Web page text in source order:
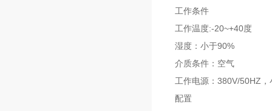
工作条件
工作温度:-20~+40度
湿度：小于90%
介质条件：空气
工作电源： 380V/50HZ
配置